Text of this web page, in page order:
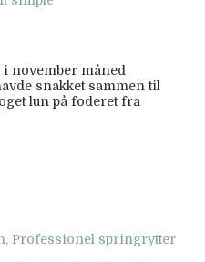
i november måned
snakket sammen til
lun på foderet fra